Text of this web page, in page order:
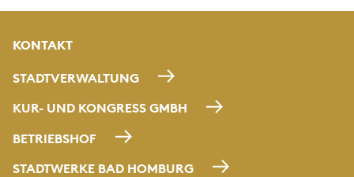
KONTAKT
STADTVERWALTUNG
KUR- UND KONGRESS GMBH
BETRIEBSHOF
STADTWERKE BAD HOMBURG